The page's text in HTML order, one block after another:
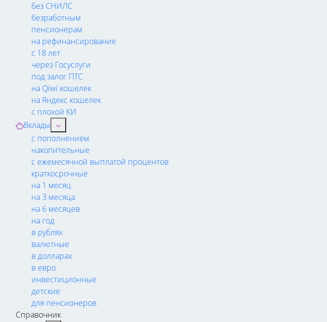
без СНИЛС
безработным
пенсионерам
на рефинансирование
с 18 лет
через Госуслуги
под залог ПТС
на Qiwi кошелек
на Яндекс кошелек
с плохой КИ
Вклады
с пополнением
накопительные
с ежемесячной выплатой процентов
краткосрочные
на 1 месяц
на 3 месяца
на 6 месяцев
на год
в рублях
валютные
в долларах
в евро
инвестиционные
детские
для пенсионеров
Справочник